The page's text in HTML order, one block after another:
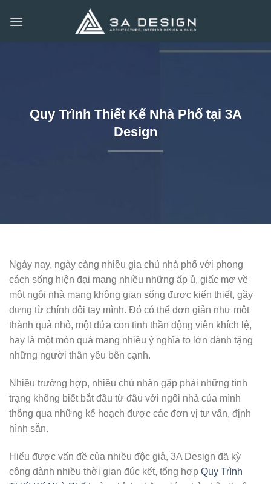
qua
Quy Trình Thiết Kế Nhà Phố tại 3A
Design
Ngày nay, ngày càng nhiều gia chủ nhà phố với phong
cách sống hiện đại mang nhiều những ấp ủ, giấc mơ về
một ngôi nhà mang không gian sống được kiến thiết, gầy
dựng từ chính đôi tay mình. Đó có thể đơn giản như một
thành quả nhỏ, một đứa con tinh thần động viên khích lệ,
hay là một món quà mang nhiều ý nghĩa to lớn dành tặng
những người thân yêu bên cạnh.
Nhiều trường hợp, nhiều chủ nhân gặp phải những tình
trạng không biết bắt đầu từ đâu với ngôi nhà của mình
thông qua những kế hoạch được các đơn vị tư vấn, định
hình sẵn.
Hiểu được vấn đề của nhiều độc giả, 3A Design đã kỳ
công dành nhiều thời gian đúc kết, tổng hợp Quy Trình